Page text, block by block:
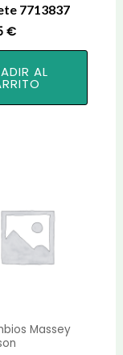
7713837
€
AL
Massey